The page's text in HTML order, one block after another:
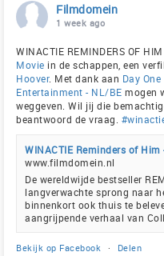
Filmdomein
1 week ago
WINACTIE REMINDERS OF
Movie in de schappen, een
Hoover. Met dank aan Day
Entertainment - NL/BE mogen
weggeven. Wil jij die
beantwoord de vraag.
WINACTIE Reminders of
www.filmdomein.nl
De wereldwijde bestseller
langverwachte sprong naar
binnenkort ook thuis te
aangrijpende verhaal van
Bekijk op Facebook · Delen